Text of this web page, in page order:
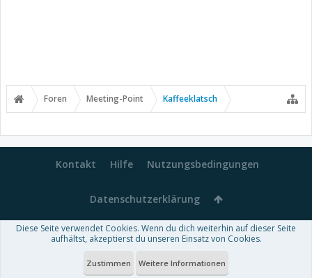
Foren Meeting-Point Kaffeeklatsch
Kontakt Hilfe Nutzungsbedingungen
Datenschutzerklärung
Forum software by XenForo™-Deutsch von xenDach
Theme designed byThemeHouse
Diese Seite verwendet Cookies. Wenn du dich weiterhin auf dieser Seite
aufhältst, akzeptierst du unseren Einsatz von Cookies.
Zustimmen Weitere Informationen